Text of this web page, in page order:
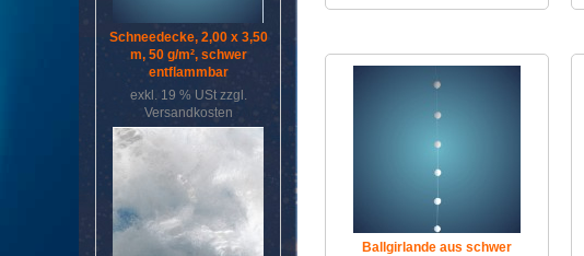
Schneedecke, 2,00 x 3,50
m, 50 g/m², schwer
entflammbar
exkl. 19 % UStzzgl.
Versandkosten
Ballgirlande aus schwer